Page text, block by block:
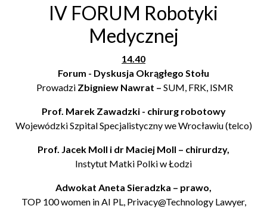
IV FORUM Robotyki
Medycznej
14.40
Forum - Dyskusja Okrągłego Stołu
ProwadziZbigniew Nawrat – SUM, FRK, ISMR
Prof. Marek Zawadzki - chirurg robotowy
Wojewódzki Szpital Specjalistyczny we Wrocławiu (telco)
Prof. Jacek Moll i dr Maciej Moll – chirurdzy,
Instytut Matki Polki w Łodzi
Adwokat Aneta Sieradzka – prawo,
TOP 100 women in AI PL, Privacy@Technology Lawyer,